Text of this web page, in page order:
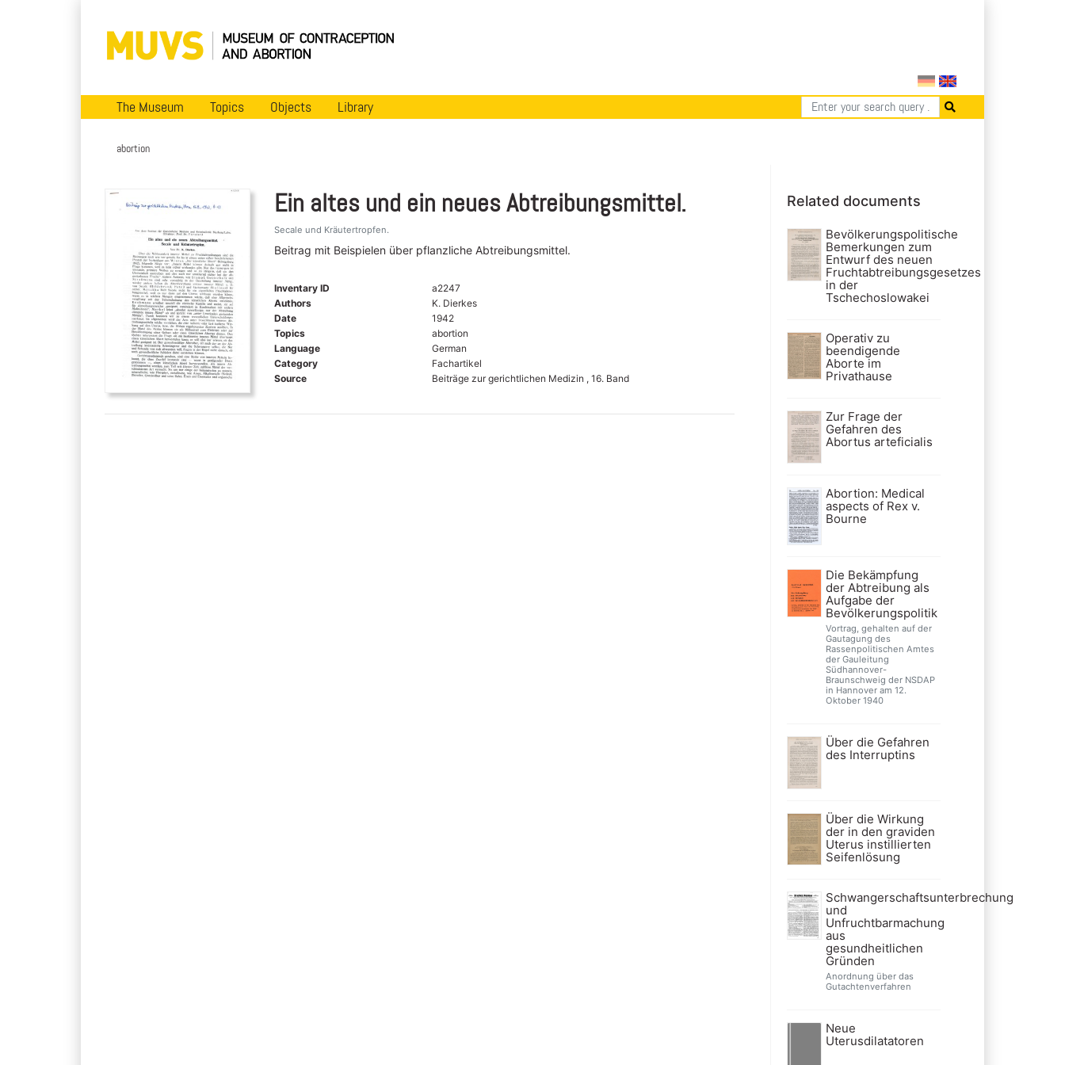
The Museum Topics Objects Library
abortion
Ein altes und ein neues Abtreibungsmittel.
Secale und Kräutertropfen.
Beitrag mit Beispielen über pflanzliche Abtreibungsmittel.
Inventary ID
a2247
Authors
K. Dierkes
Date
1942
Topics
abortion
Language
German
Category
Fachartikel
Source
Beiträge zur gerichtlichen Medizin , 16. Band
Related documents
Bevölkerungspolitische
Bemerkungen zum
Entwurf des neuen
Fruchtabtreibungsgesetzes
in der
Tschechoslowakei
Operativ zu
beendigende
Aborte im
Privathause
Zur Frage der
Gefahren des
Abortus arteficialis
Abortion: Medical
aspects of Rex v.
Bourne
Die Bekämpfung
der Abtreibung als
Aufgabe der
Bevölkerungspolitik
Vortrag, gehalten auf der
Gautagung des
Rassenpolitischen Amtes
der Gauleitung
Südhannover-
Braunschweig der NSDAP
in Hannover am 12.
Oktober 1940
Über die Gefahren
des Interruptins
Über die Wirkung
der in den graviden
Uterus instillierten
Seifenlösung
Schwangerschaftsunterbrechung
und
Unfruchtbarmachung
aus
gesundheitlichen
Gründen
Anordnung über das
Gutachtenverfahren
Neue
Uterusdilatatoren